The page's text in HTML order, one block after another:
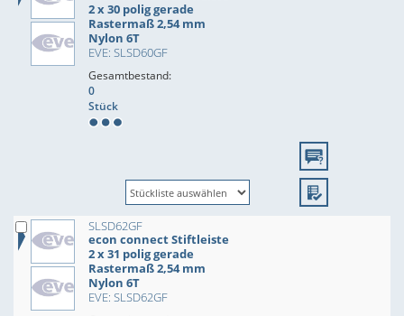
2 x 30 polig gerade
Rastermaß 2,54 mm
Nylon 6T
EVE: SLSD60GF
Gesamtbestand:
0
Stück
SLSD62GF
econ connect Stiftleiste
2 x 31 polig gerade
Rastermaß 2,54 mm
Nylon 6T
EVE: SLSD62GF